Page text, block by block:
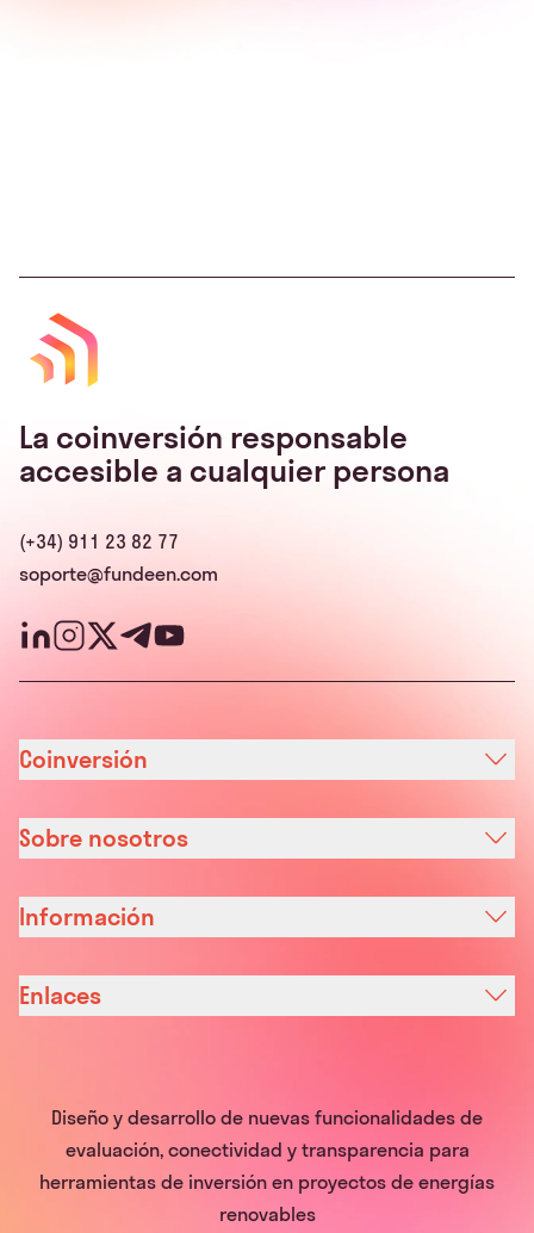
La coinversión responsable
accesible a cualquier persona
(+34) 911 23 82 77
soporte@fundeen.com
Coinversión
Sobre nosotros
Información
Enlaces
Diseño y desarrollo de nuevas funcionalidades de
evaluación, conectividad y transparencia para
herramientas de inversión en proyectos de energías
renovables